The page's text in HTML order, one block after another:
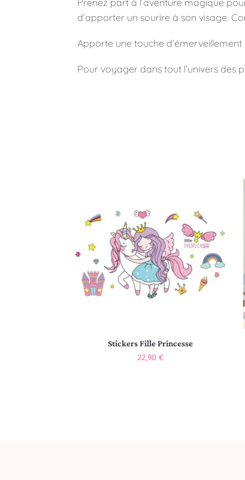
d’apporter un sourire à son visage.
Apporte une touche d’émerveillement
Pour voyager dans tout l’univers des
Stickers Fille Princesse
22,90 €